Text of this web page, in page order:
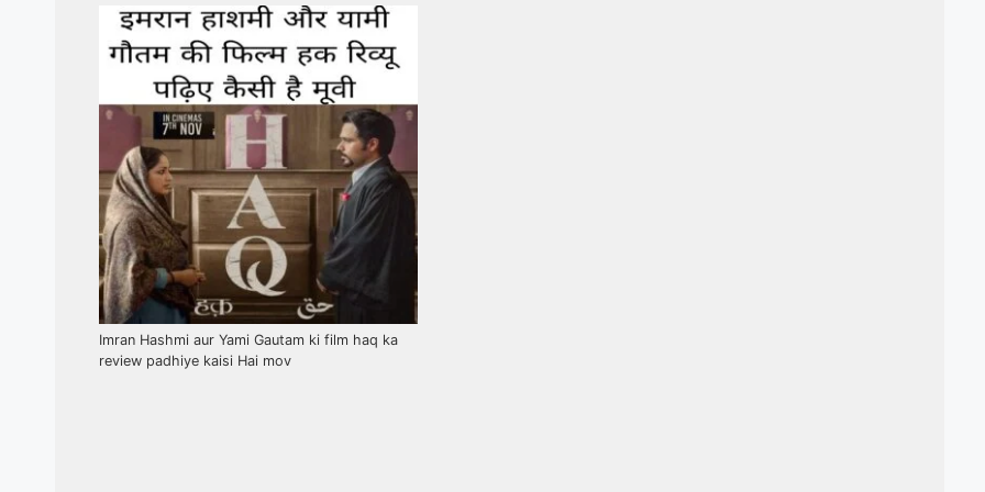
Imran Hashmi aur Yami Gautam ki film haq ka
review padhiye kaisi Hai mov